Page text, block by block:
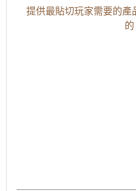
提供最貼切玩家需要的產
的